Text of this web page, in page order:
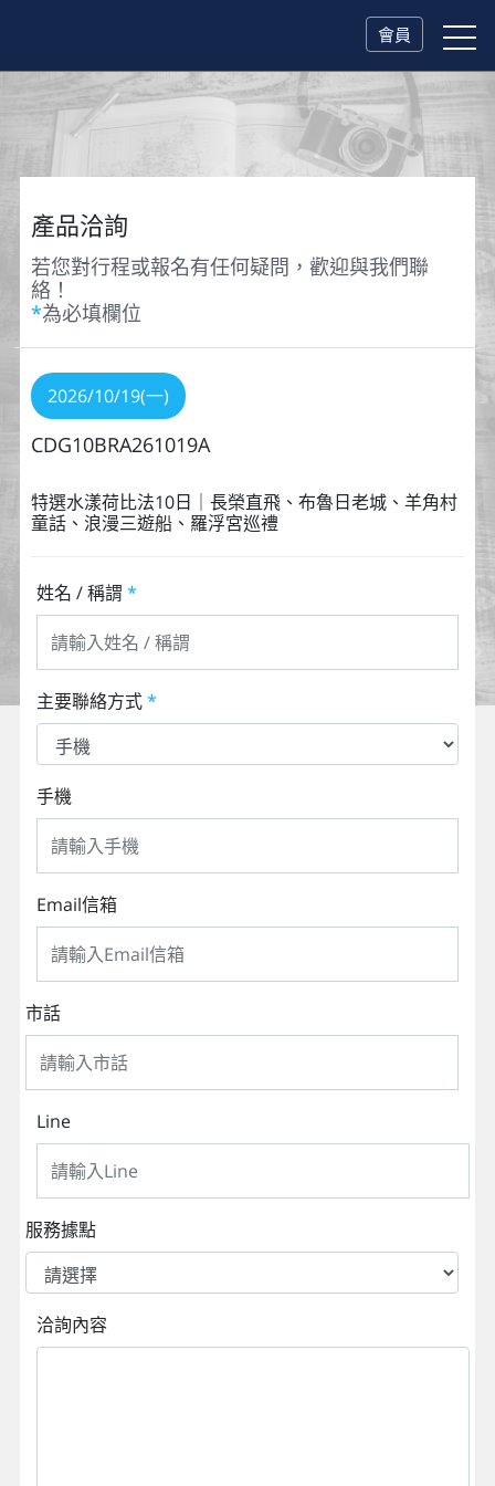
會員
產品洽詢
若您對行程或報名有任何疑問，歡迎與我們聯
絡！
*為必填欄位
2026/10/19(一)
CDG10BRA261019A
特選水漾荷比法10日｜長榮直飛、布魯日老城、羊角村
童話、浪漫三遊船、羅浮宮巡禮
姓名 / 稱謂 *
主要聯絡方式*
手機
Email信箱
市話
Line
服務據點
洽詢內容